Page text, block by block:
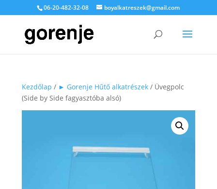
06-20-482-32-08 boyalkatreszek@gmail.com
Kezdőlap / ► Gorenje Hűtő alkatrészek/ Üvegpolc
(Side by Side fagyasztóba alsó)